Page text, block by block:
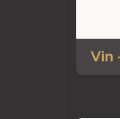
Vin